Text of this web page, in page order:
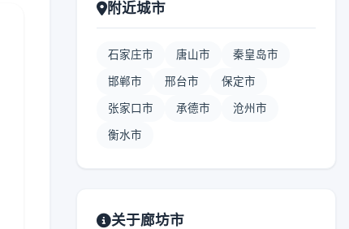
附近城市
石家庄市 唐山市 秦皇岛市
邯郸市 邢台市 保定市
张家口市 承德市 沧州市
衡水市
关于廊坊市